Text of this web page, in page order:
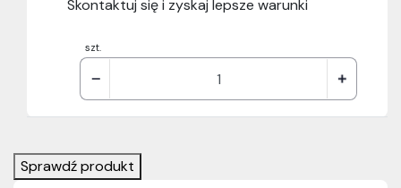
szt.
Skontaktuj się i zyskaj lepsze warunki
Sprawdź produkt